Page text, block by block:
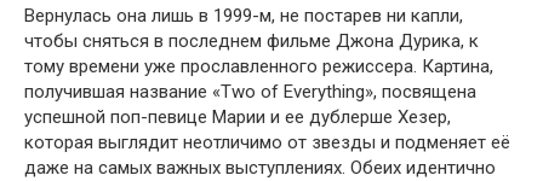
Вернулась она лишь в 1999-м, не постарев ни капли,
чтобы сняться в последнем фильме Джона Дурика, к
тому времени уже прославленного режиссера. Картина,
получившая название «Two of Everything», посвящена
успешной поп-певице Марии и ее дублерше Хезер,
которая выглядит неотличимо от звезды и подменяет её
даже на самых важных выступлениях. Обеих идентично